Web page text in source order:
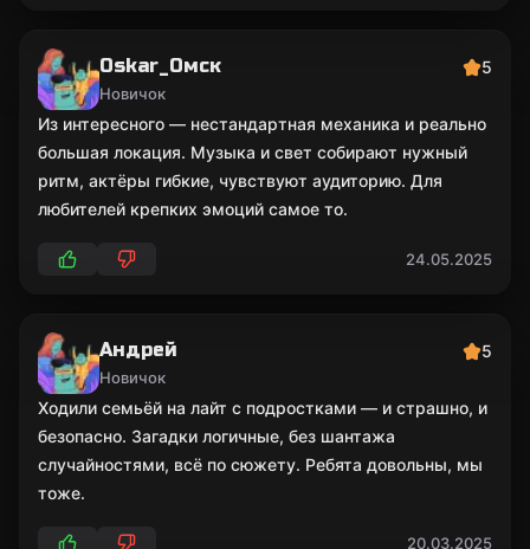
Oskar_Омск
Новичок
5
Из интересного — нестандартная механика и реально
большая локация. Музыка и свет собирают нужный
ритм, актёры гибкие, чувствуют аудиторию. Для
любителей крепких эмоций самое то.
24.05.2025
Андрей
Новичок
5
Ходили семьёй на лайт с подростками — и страшно, и
безопасно. Загадки логичные, без шантажа
случайностями, всё по сюжету. Ребята довольны, мы
тоже.
20.03.2025